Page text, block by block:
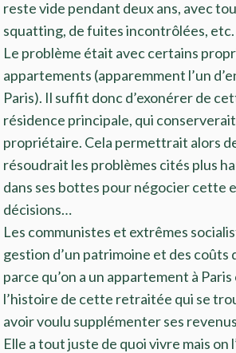
reste vide pendant deux ans, avec
squatting, de fuites incontrôlées, etc.
Le problème était avec certains
appartements (apparemment l’un
Paris). Il suffit donc d’exonérer de
résidence principale, qui
propriétaire. Cela permettrait alors
résoudrait les problèmes cités plus
dans ses bottes pour négocier cette
décisions…
Les communistes et extrêmes
gestion d’un patrimoine et des
parce qu’on a un appartement à Paris
l’histoire de cette retraitée qui se
avoir voulu supplémenter ses
Elle a tout juste de quoi vivre mais on